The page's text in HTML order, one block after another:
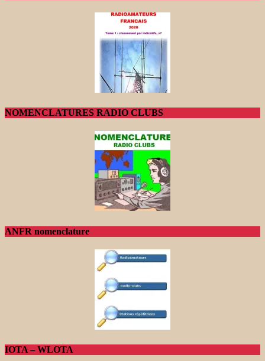
NOMENCLATURES RADIO CLUBS
ANFR nomenclature
IOTA – WLOTA